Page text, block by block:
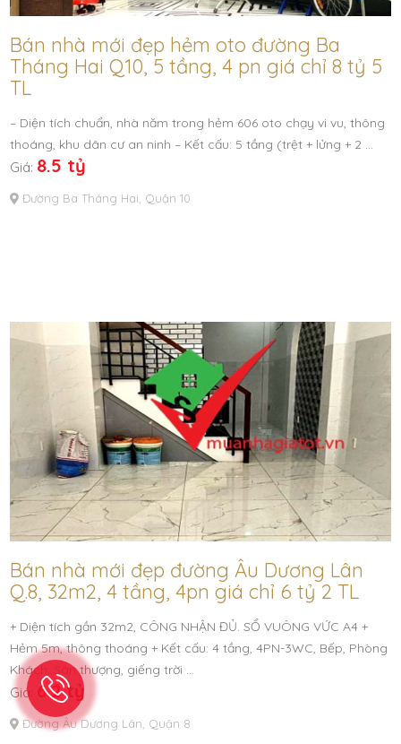
Bán nhà mới đẹp hẻm oto đường Ba
Tháng Hai Q10, 5 tầng, 4 pn giá chỉ 8 tỷ 5
TL
– Diện tích chuẩn, nhà năm trong hẻm 606 oto chạy vi vu, thông
thoáng, khu dân cư an ninh – Kết cấu: 5 tầng (trệt + lửng + 2 …
Giá: 8.5 tỷ
Đường Ba Tháng Hai, Quận 10
Bán nhà mới đẹp đường Âu Dương Lân
Q.8, 32m2, 4 tầng, 4pn giá chỉ 6 tỷ 2 TL
+ Diện tích gần 32m2, CÔNG NHẬN ĐỦ. SỔ VUÔNG VỨC A4 +
Hẻm 5m, thông thoáng + Kết cấu: 4 tầng, 4PN-3WC, Bếp, Phòng
Khách, Sân thượng, giếng trời …
Giá: 6.2 tỷ
Đường Âu Dương Lân, Quận 8